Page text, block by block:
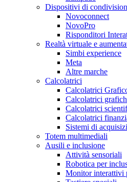
Dispositivi di
Novoconnect
NovoPro
Risponditori
Realtà virtuale e
Simbi experience
Meta
Altre marche
Calcolatrici
Calcolatrici
Calcolatrici
Calcolatrici
Calcolatrici
Sistemi di
Totem multimediali
Ausili e inclusione
Attività sensoriali
Robotica per
Monitor interattivi